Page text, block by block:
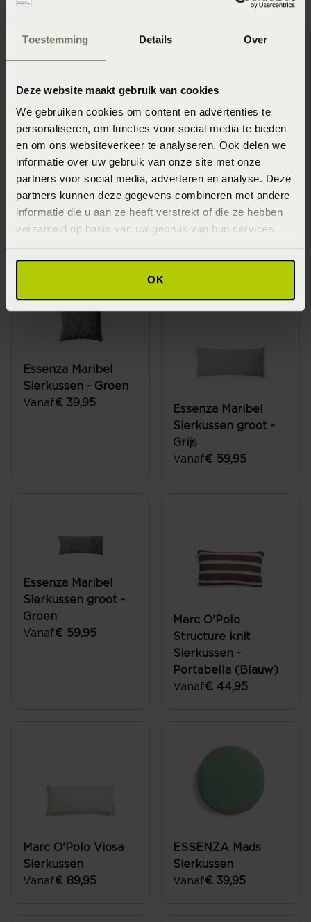
Toestemming Details Over
Deze website maakt gebruik van cookies
We gebruiken cookies om content en advertenties te
personaliseren, om functies voor social media te bieden
en om ons websiteverkeer te analyseren. Ook delen we
informatie over uw gebruik van onze site met onze
partners voor social media, adverteren en analyse. Deze
partners kunnen deze gegevens combineren met andere
informatie die u aan ze heeft verstrekt of die ze hebben
verzameld op basis van uw gebruik van hun services.
OK
Essenza Fleur
- Mosgroen (Groen)
Essenza Fleur
Marc O'Polo Eryk
Sierkussen - Zwart
Essenza Maribel
Sierkussen - Grijs
Essenza Maribel
Sierkussen - Groen
Vanaf€ 39,95
Essenza Maribel
Sierkussen groot -
Grijs
Vanaf€ 59,95
Essenza Maribel
Sierkussen groot -
Groen
Vanaf€ 59,95
Marc O'Polo
Structure knit
Sierkussen -
Portabella (Blauw)
Vanaf€ 44,95
Marc O'Polo Viosa
Sierkussen
Vanaf€ 89,95
ESSENZA Mads
Sierkussen
Vanaf€ 39,95